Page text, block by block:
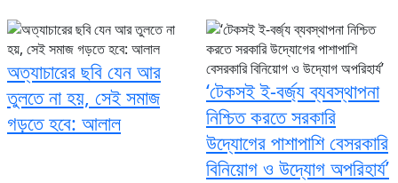
অত্যাচারের ছবি যেন আর
তুলতে না হয়, সেই সমাজ
গড়তে হবে: আলাল
‘টেকসই ই-বর্জ্য ব্যবস্থাপনা
নিশ্চিত করতে সরকারি
উদ্যোগের পাশাপাশি বেসরকারি
বিনিয়োগ ও উদ্যোগ অপরিহার্য’